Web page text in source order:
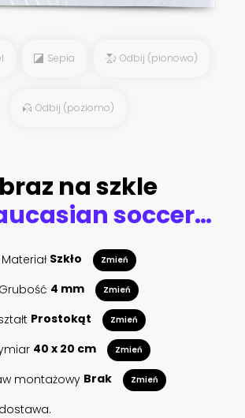
Sepia Odbij (pionowo)
Odbij (poziomo)
na szkle
One caucasian soccer player man
Materiał Szkło Zmień
Grubość 4 mm Zmień
Prostokąt Zmień
40 x 20 cm Zmień
montażowy Brak Zmień